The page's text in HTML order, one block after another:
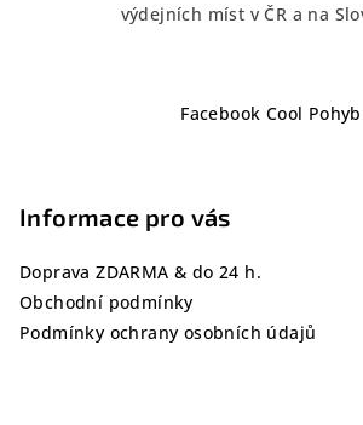
výdejních míst v ČR a na
Facebook Cool Pohyb
Informace pro vás
Doprava ZDARMA & do 24 h.
Obchodní podmínky
Podmínky ochrany osobních údajů